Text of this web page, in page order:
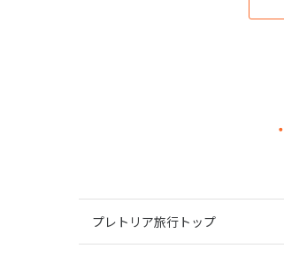
プレトリア旅行トップ